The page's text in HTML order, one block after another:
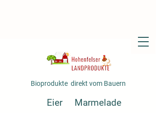
Bioprodukte direkt vom Bauern
Eier
Marmelade